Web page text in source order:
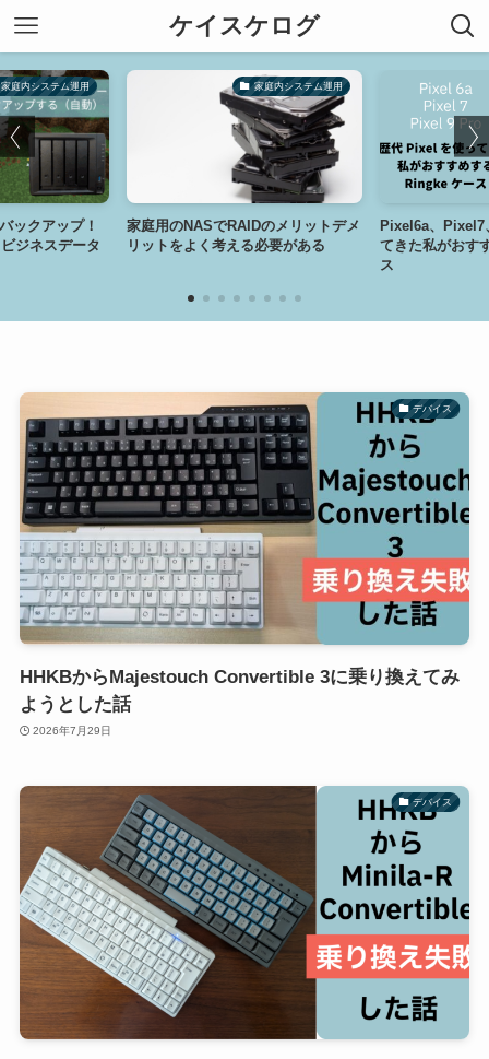
ケイスケログ
用
！
ータ
家庭内システム運用
家庭用のNASでRAIDのメリットデメ
リットをよく考える必要がある
Pixel6a、Pixel7、Pixel9
てきた私がおすすめする
デバイス
HHKBからMajestouch Convertible 3に乗り換えてみ
ようとした話
2026年7月29日
デバイス